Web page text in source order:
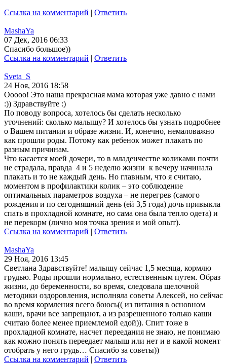
Ссылка на комментарий | Ответить
MashaYa
07 Дек, 2016 06:33
Спасибо большое))
Ссылка на комментарий | Ответить
Sveta_S
24 Ноя, 2016 18:58
Ооооо! Это наша прекрасная мама которая уже давно с нами
:)) Здравствуйте :)
По поводу вопроса, хотелось бы сделать несколько
уточнений: сколько малышу? И хотелось бы узнать подробнее
о Вашем питании и образе жизни. И, конечно, немаловажно
как прошли роды. Потому как ребенок может плакать по
разным причинам.
Что касается моей дочери, то в младенчестве коликами почти
не страдала, правда 4 и 5 неделю жизни к вечеру начинала
плакать и то не каждый день. Но главным, что я считаю,
моментом в профилактики колик – это соблюдение
оптимальных параметров воздуха – не перегрев (самого
рождения и по сегодняшний день (ей 3,5 года) дочь привыкла
спать в прохладной комнате, но сама она была тепло одета) и
не перекорм (лично моя точка зрения и мой опыт).
Ссылка на комментарий | Ответить
MashaYa
29 Ноя, 2016 13:45
Светлана Здравствуйте! малышу сейчас 1,5 месяца, кормлю
грудью. Роды прошли нормально, естественным путем. Образ
жизни, до беременности, во время, следовала щелочной
методики оздоровления, исполняла советы Алексей, но сейчас
во время кормления всего боюсь(( из питания в основном
каши, врачи все запрещают, а из разрешенного только каши
считаю более менее приемлемой едой)). Спит тоже в
прохладной комнате, насчет переедания не знаю, не понимаю
как можно понять переедает малыш или нет и в какой момент
отобрать у него грудь… Спасибо за советы))
Ссылка на комментарий | Ответить